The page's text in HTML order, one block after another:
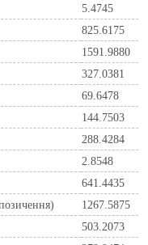
5.4745
825.6175
1591.9880
327.0381
69.6478
144.7503
288.4284
2.8548
641.4435
1267.5875
503.2073